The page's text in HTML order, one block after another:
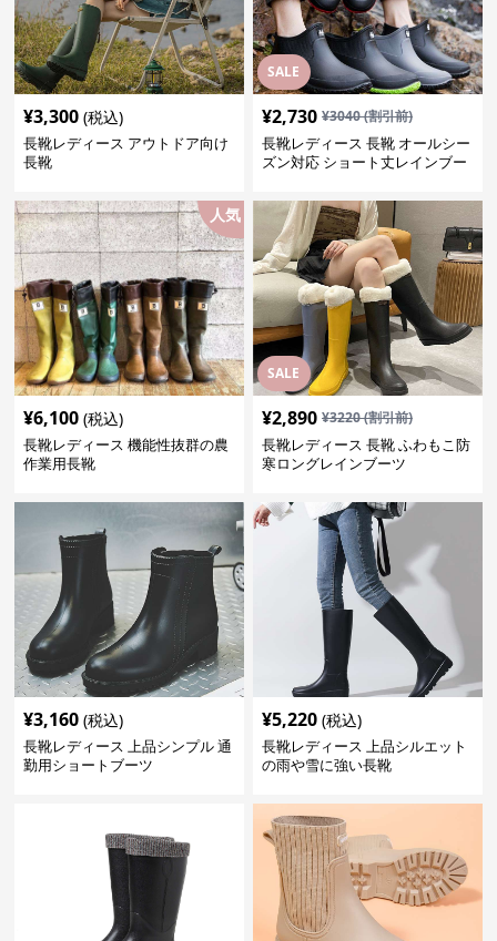
¥3,300 (税込)
長靴レディース アウトドア向け
長靴
SALE
¥2,730 ¥3040(割引前)
長靴レディース 長靴 オールシー
ズン対応 ショート丈レインブー
人気
¥6,100 (税込)
長靴レディース 機能性抜群の農
作業用長靴
SALE
¥2,890 ¥3220(割引前)
長靴レディース 長靴 ふわもこ防
寒ロングレインブーツ
¥3,160 (税込)
長靴レディース 上品シンプル 通
勤用ショートブーツ
¥5,220 (税込)
長靴レディース 上品シルエット
の雨や雪に強い長靴